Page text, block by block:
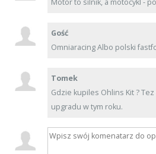
Motor to silnik, a motocykl -
Gość
Omniaracing Albo polski
Tomek
Gdzie kupiles Ohlins Kit ?
upgradu w tym roku.